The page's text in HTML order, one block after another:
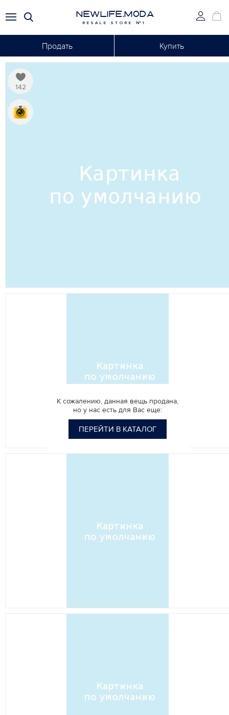
NEWLIFE.MODA
RESALE STORE №1
Продать Купить
142
К сожалению, данная вещь продана,
но у нас есть для Вас еще:
ПЕРЕЙТИ В КАТАЛОГ